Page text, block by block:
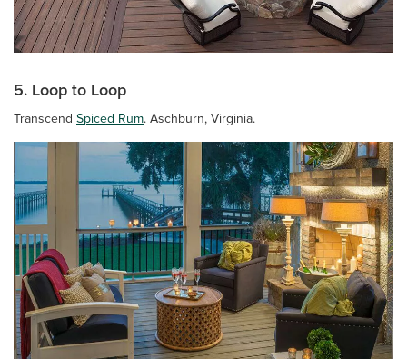
5. Loop to Loop
Transcend Spiced Rum. Aschburn, Virginia.